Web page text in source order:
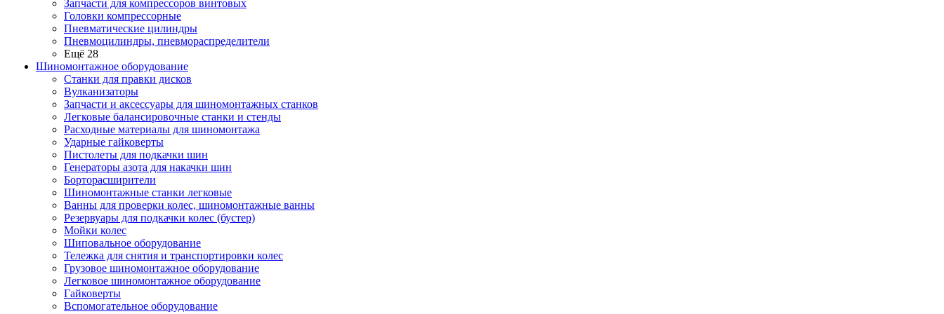
Запчасти для компрессоров винтовых
Головки компрессорные
Пневматические цилиндры
Пневмоцилиндры, пневмораспределители
Ещё 28
Шиномонтажное оборудование
Станки для правки дисков
Вулканизаторы
Запчасти и аксессуары для шиномонтажных станков
Легковые балансировочные станки и стенды
Расходные материалы для шиномонтажа
Ударные гайковерты
Пистолеты для подкачки шин
Генераторы азота для накачки шин
Борторасширители
Шиномонтажные станки легковые
Ванны для проверки колес, шиномонтажные ванны
Резервуары для подкачки колес (бустер)
Мойки колес
Шиповальное оборудование
Тележка для снятия и транспортировки колес
Грузовое шиномонтажное оборудование
Легковое шиномонтажное оборудование
Гайковерты
Вспомогательное оборудование